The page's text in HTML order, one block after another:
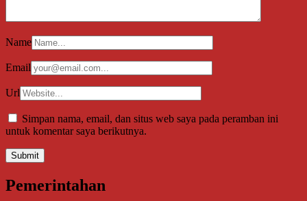
Name
Email
Url
Simpan nama, email, dan situs web saya pada peramban ini
untuk komentar saya berikutnya.
Pemerintahan